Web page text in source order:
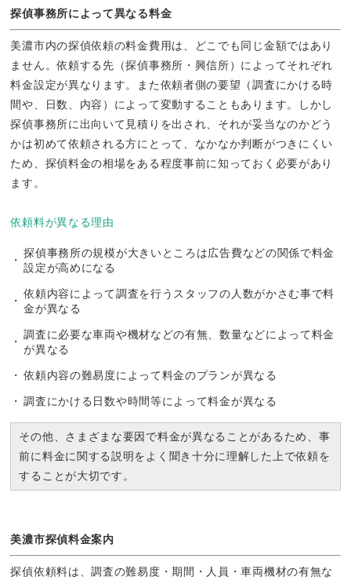
探偵事務所によって異なる料金
美濃市内の探偵依頼の料金費用は、どこでも同じ金額ではあり
ません。依頼する先（探偵事務所・興信所）によってそれぞれ
料金設定が異なります。また依頼者側の要望（調査にかける時
間や、日数、内容）によって変動することもあります。しかし
探偵事務所に出向いて見積りを出され、それが妥当なのかどう
かは初めて依頼される方にとって、なかなか判断がつきにくい
ため、探偵料金の相場をある程度事前に知っておく必要があり
ます。
依頼料が異なる理由
探偵事務所の規模が大きいところは広告費などの関係で料金
設定が高めになる
依頼内容によって調査を行うスタッフの人数がかさむ事で料
金が異なる
調査に必要な車両や機材などの有無、数量などによって料金
が異なる
依頼内容の難易度によって料金のプランが異なる
調査にかける日数や時間等によって料金が異なる
その他、さまざまな要因で料金が異なることがあるため、事
前に料金に関する説明をよく聞き十分に理解した上で依頼を
することが大切です。
美濃市探偵料金案内
探偵依頼料は、調査の難易度・期間・人員・車両機材の有無な